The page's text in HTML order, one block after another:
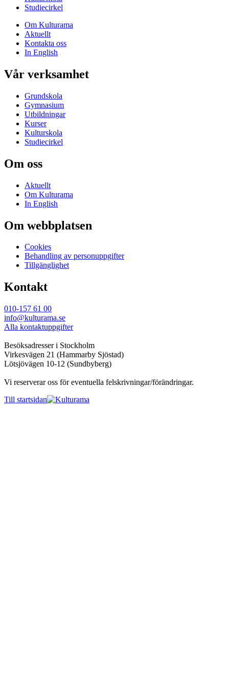
Studiecirkel
Om Kulturama
Aktuellt
Kontakta oss
In English
Vår verksamhet
Grundskola
Gymnasium
Utbildningar
Kurser
Kulturskola
Studiecirkel
Om oss
Aktuellt
Om Kulturama
In English
Om webbplatsen
Cookies
Behandling av personuppgifter
Tillgänglighet
Kontakt
010-157 61 00
info@kulturama.se
Alla kontaktuppgifter
Besöksadresser i Stockholm
Virkesvägen 21 (Hammarby Sjöstad)
Lötsjövägen 10-12 (Sundbyberg)
Vi reserverar oss för eventuella felskrivningar/förändringar.
Till startsidan